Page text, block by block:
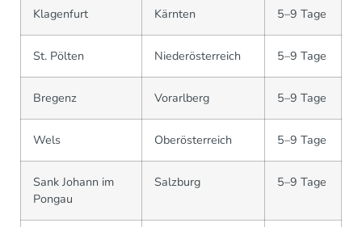
Klagenfurt Kärnten 5–9 Tage
St. Pölten Niederösterreich 5–9 Tage
Bregenz Vorarlberg 5–9 Tage
Wels Oberösterreich 5–9 Tage
Sank Johann im
Pongau
Salzburg 5–9 Tage